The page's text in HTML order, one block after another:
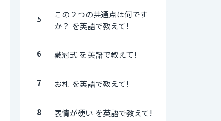
5
この２つの共通点は何です
か？ を英語で教えて!
6 戴冠式 を英語で教えて!
7 お札 を英語で教えて!
8 表情が硬い を英語で教えて!